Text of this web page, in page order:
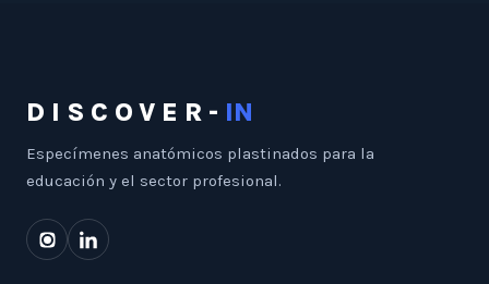
DISCOVER- IN
Especímenes anatómicos plastinados para la
educación y el sector profesional.